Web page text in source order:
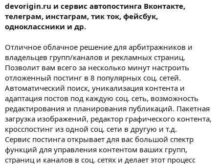
devorigin.ru и сервис автопостинга Вконтакте,
телеграм, инстаграм, тик ток, фейсбук,
одноклассники и др.
Отличное облачное решение для арбитражников и
владельцев групп/каналов и рекламных страниц.
Позволит вам всего за несколько минут настроить
отложенный постинг в 8 популярных соц. сетей.
Автоматический поиск, уникализация контента и
адаптация постов под каждую соц. сеть, возможность
редактирования и планирования публикаций. Пакетная
загрузка изображений, редактор графического контента,
кросспостинг из одной соц. сети в другую и т.д.
Сервис постинга открывает для вас большой спектр
функций для управления контентом ваших групп,
страниц и каналов в соц. сетях и делает этот процесс